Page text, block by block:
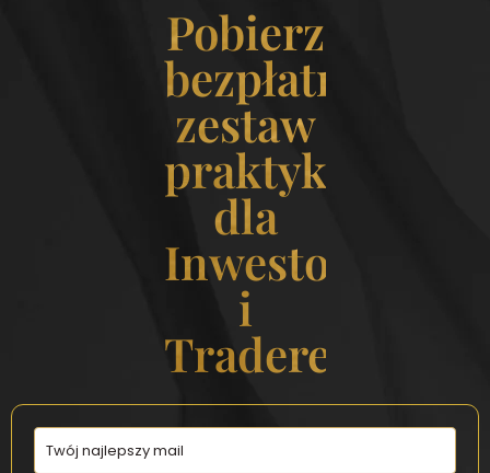
Pobierz
bezpłatny
zestaw
praktyk
dla
Inwestorek
i
Traderek